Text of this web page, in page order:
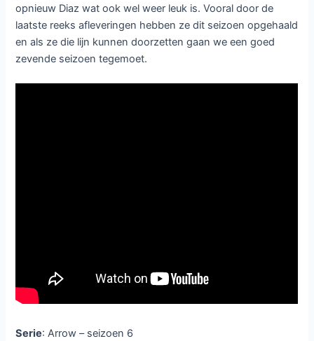
opnieuw Diaz wat ook wel weer leuk is. Vooral door de
laatste reeks afleveringen hebben ze dit seizoen opgehaald
en als ze die lijn kunnen doorzetten gaan we een goed
zevende seizoen tegemoet.
Serie: Arrow – seizoen 6